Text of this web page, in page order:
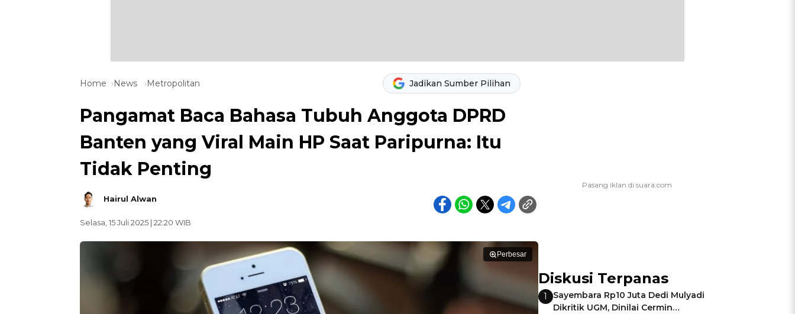
Home News Metropolitan Jadikan Sumber Pilihan
Pangamat Baca Bahasa Tubuh Anggota DPRD
Banten yang Viral Main HP Saat Paripurna: Itu
Tidak Penting
Hairul Alwan
Selasa, 15 Juli 2025 | 22:20 WIB
Perbesar
Diskusi Terpanas
1
Sayembara Rp10 Juta Dedi Mulyadi
Dikritik UGM, Dinilai Cermin